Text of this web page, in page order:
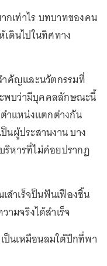
เท่าไร บทบาทของคน
ดินไปในทิศทาง
คัญและนวัตกรรมที่
พบว่ามีบุคคลลักษณะนี้
ำแหน่งแตกต่างกัน
นผู้ประสานงาน บาง
ริหารที่ไม่ค่อยปรากฏ
สำเร็จป็นฟันเฟืองชิ้น
มจริงได้สำเร็จ
ป็นเหมือนลมใต้ปีกที่พา